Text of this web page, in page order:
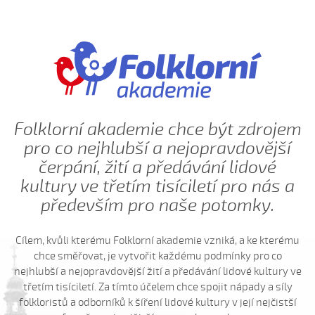
Ja žalo dívča, ja žalo trávu
Janíčenko, Janko...
Janíčku...
Jano z hory jede (Petr Suchánek, 2008)
Javorové husle (Antonín Bruštík, 2006)
Jede forman dolinú (Daniel Beníček 2008)
Jede Janko...
Jede šohaj z Vídňa (Alois Zatloukal, 2004)
Jeden cigáň (Daniel Bruštík, 2013)
Jeden cigáň (Josef Zámečník, 2009)
Jedna mamka (Eliška Hodulíková, 2008)
K horám...
Folklorní akademie chce být zdrojem
pro co nejhlubší a nejopravdovější
čerpání, žití a předávání lidové
kultury ve třetím tisíciletí pro nás a
především pro naše potomky.
Cílem, kvůli kterému Folklorní akademie vzniká, a ke kterému
chce směřovat, je vytvořit každému podmínky pro co
nejhlubší a nejopravdovější žití a předávání lidové kultury ve
třetím tisíciletí. Za tímto účelem chce spojit nápady a síly
folkloristů a odborníků k šíření lidové kultury v její nejčistší